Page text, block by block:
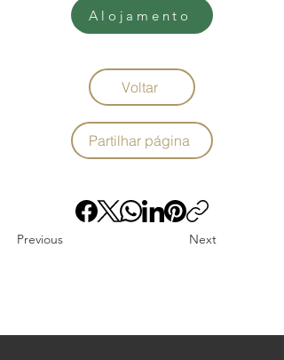
Alojamento
Voltar
Partilhar página
Previous Next